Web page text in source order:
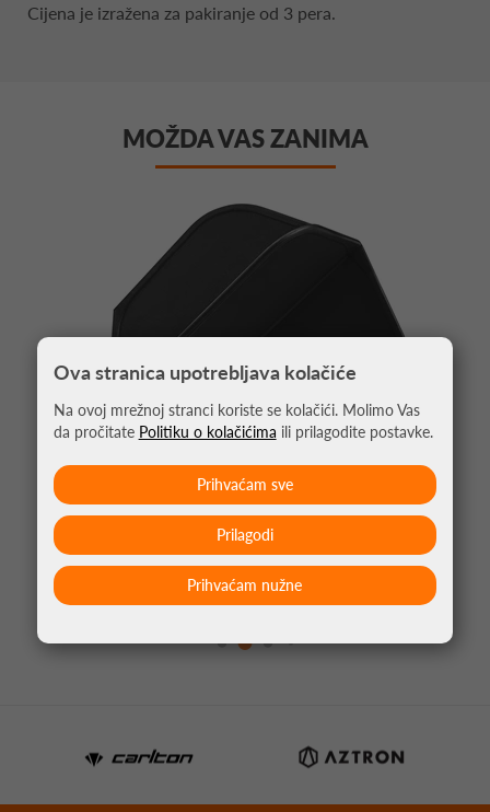
Cijena je izražena za pakiranje od 3 pera.
MOŽDA VAS ZANIMA
PIKADO PERA CLIC CRNA
4,95 €
Ova stranica upotrebljava kolačiće
Na ovoj mrežnoj stranci koriste se kolačići. Molimo Vas
da pročitate Politiku o kolačićima ili prilagodite postavke.
Prihvaćam nužne
Prilagodi
Prihvaćam sve